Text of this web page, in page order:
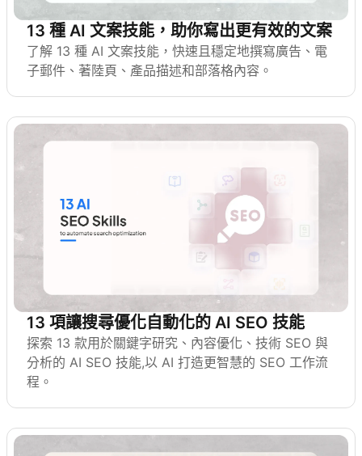
13 種 AI 文案技能，助你寫出更有效的文案
了解 13 種 AI 文案技能，快速且穩定地撰寫廣告、電
子郵件、著陸頁、產品描述和部落格內容。
13 項讓搜尋優化自動化的 AI SEO 技能
探索 13 款用於關鍵字研究、內容優化、技術 SEO 與
分析的 AI SEO 技能,以 AI 打造更智慧的 SEO 工作流
程。